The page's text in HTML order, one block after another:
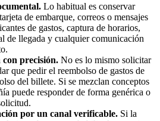
Lo habitual es conservar
de embarque, correos o mensajes
de gastos, captura de horarios,
de llegada y cualquier comunicación
precisión. No es lo mismo solicitar
que pedir el reembolso de gastos de
del billete. Si se mezclan conceptos
puede responder de forma genérica o
por un canal verificable. Si la